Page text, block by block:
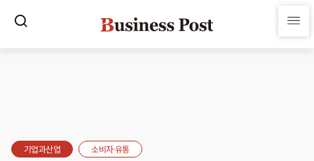
기업과산업 소비자·유통